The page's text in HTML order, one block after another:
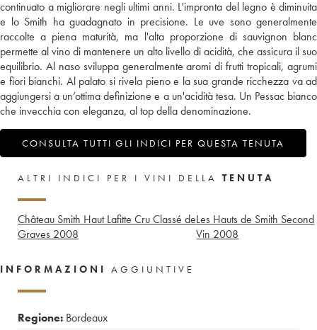
continuato a migliorare negli ultimi anni. L'impronta del legno è diminuita
e lo Smith ha guadagnato in precisione. Le uve sono generalmente
raccolte a piena maturità, ma l'alta proporzione di sauvignon blanc
permette al vino di mantenere un alto livello di acidità, che assicura il suo
equilibrio. Al naso sviluppa generalmente aromi di frutti tropicali, agrumi
e fiori bianchi. Al palato si rivela pieno e la sua grande ricchezza va ad
aggiungersi a un’ottima definizione e a un'acidità tesa. Un Pessac bianco
che invecchia con eleganza, al top della denominazione.
CONSULTA TUTTI GLI INDICI PER QUESTA TENUTA
ALTRI INDICI PER I VINI DELLA TENUTA
Château Smith Haut Lafitte Cru Classé de
Graves 2008
Les Hauts de Smith Second
Vin 2008
INFORMAZIONI AGGIUNTIVE
Regione: Bordeaux